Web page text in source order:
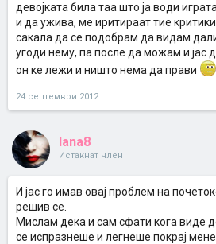
девојката била таа што ја води
и да ужива, ме иритираат тие
сакала да се подобрам да видам
угоди нему, па после да можам и јас
он ке лежи и ништо нема да прави
24 септември 2012
lana8
Истакнат член
И јас го имав овај проблем на
решив се.
Мислам дека и сам сфати кога виде
се испразнеше и легнеше покрај